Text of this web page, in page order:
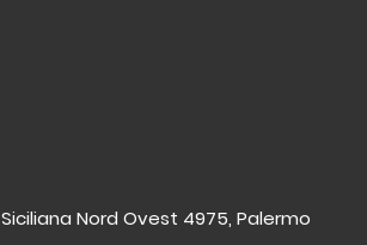
Nord Ovest 4975, Palermo